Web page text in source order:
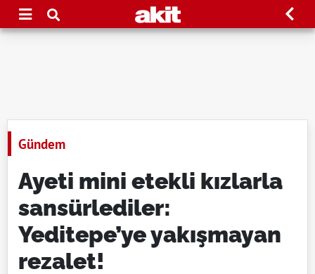
Gündem
Ayeti mini etekli kızlarla
sansürlediler:
Yeditepe’ye yakışmayan
rezalet!